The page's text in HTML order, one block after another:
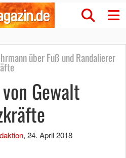
über Fuß und Randalierer
Gewalt
, 24. April 2018